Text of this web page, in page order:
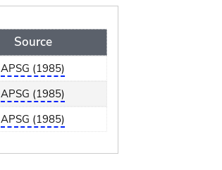
Source
APSG (1985)
APSG (1985)
APSG (1985)